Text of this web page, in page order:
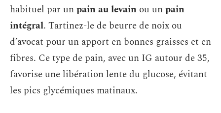
habituel par unpain au levain ou unpain
intégral. Tartinez-le de beurre de noix ou
d’avocat pour un apport en bonnes graisses et en
fibres. Ce type de pain, avec un IG autour de 35,
favorise une libération lente du glucose, évitant
les pics glycémiques matinaux.